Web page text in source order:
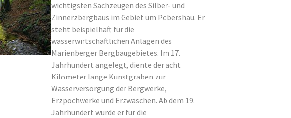
wichtigsten Sachzeugen des Silber- und
Zinnerzbergbaus im Gebiet um Pobershau. Er
steht beispielhaft für die
wasserwirtschaftlichen Anlagen des
Marienberger Bergbaugebietes. Im 17.
Jahrhundert angelegt, diente der acht
Kilometer lange Kunstgraben zur
Wasserversorgung der Bergwerke,
Erzpochwerke und Erzwäschen. Ab dem 19.
Jahrhundert wurde er für die